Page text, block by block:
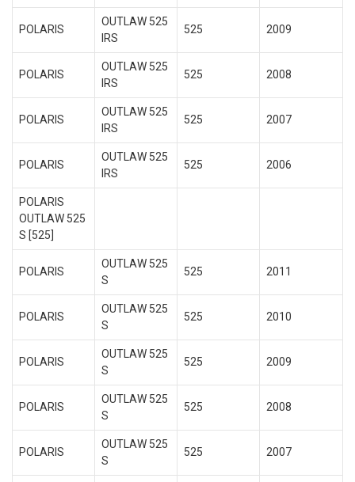
POLARIS
OUTLAW 525
IRS
525 2009
POLARIS
OUTLAW 525
IRS
525 2008
POLARIS
OUTLAW 525
IRS
525 2007
POLARIS
OUTLAW 525
IRS
525 2006
POLARIS
OUTLAW 525
S [525]
POLARIS
OUTLAW 525
S
525 2011
POLARIS
OUTLAW 525
S
525 2010
POLARIS
OUTLAW 525
S
525 2009
POLARIS
OUTLAW 525
S
525 2008
POLARIS
OUTLAW 525
S
525 2007